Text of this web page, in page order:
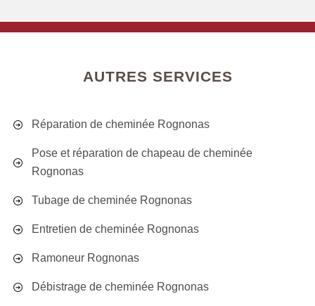
AUTRES SERVICES
Réparation de cheminée Rognonas
Pose et réparation de chapeau de cheminée
Rognonas
Tubage de cheminée Rognonas
Entretien de cheminée Rognonas
Ramoneur Rognonas
Débistrage de cheminée Rognonas